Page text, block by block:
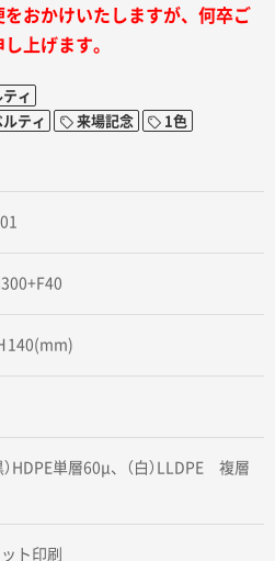
おかけいたしますが、何卒ご
上げます。
ィ
ティ
来場記念
1色
140(mm)
）HDPE単層60μ、（白）LLDPE 複層
ト印刷